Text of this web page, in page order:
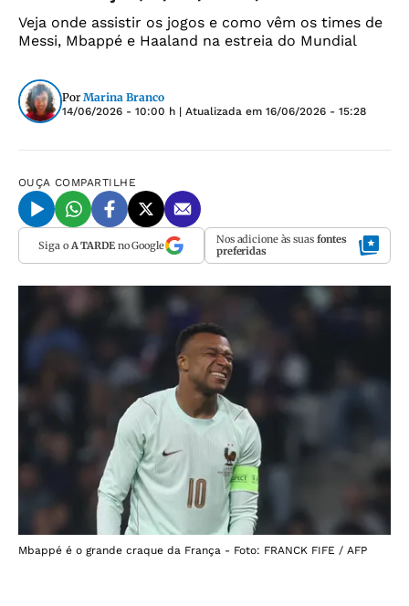
Veja onde assistir os jogos e como vêm os times de
Messi, Mbappé e Haaland na estreia do Mundial
Por Marina Branco
14/06/2026 - 10:00 h | Atualizada em 16/06/2026 - 15:28
OUÇA COMPARTILHE
Siga o A TARDEno Google Nos adicione às suas fontes
preferidas
Mbappé é o grande craque da França - Foto: FRANCK FIFE / AFP